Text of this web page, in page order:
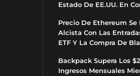
Estado De EE.UU. En
Precio De Ethereum Se
Alcista Con Las
ETF Y La Compra De
Backpack Supera Los
Ingresos Mensuales